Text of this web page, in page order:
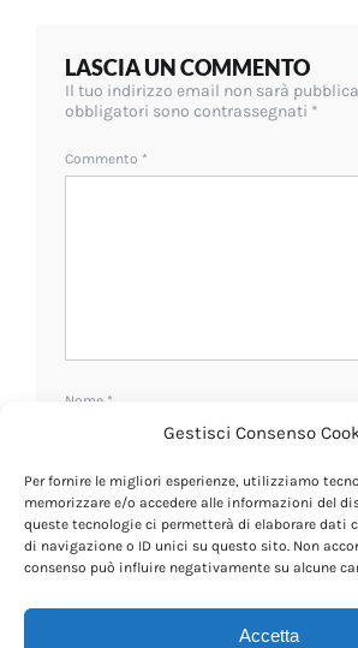
Gestisci Consenso
Per fornire le migliori esperienze, utilizziamo
memorizzare e/o accedere alle informazioni del
queste tecnologie ci permetterà di elaborare dati
di navigazione o ID unici su questo sito. Non
consenso può influire negativamente su alcune
Accetta
LASCIA UN COMMENTO
Il tuo indirizzo email non sarà
obbligatori sono contrassegnati *
Commento *
Nome *
Email*